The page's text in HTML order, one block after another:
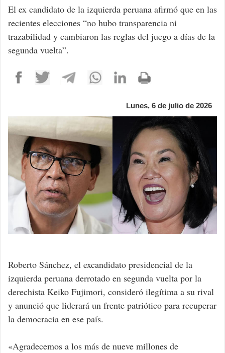
El ex candidato de la izquierda peruana afirmó que en las
recientes elecciones “no hubo transparencia ni
trazabilidad y cambiaron las reglas del juego a días de la
segunda vuelta”.
Lunes, 6 de julio de 2026
Roberto Sánchez, el excandidato presidencial de la
izquierda peruana derrotado en segunda vuelta por la
derechista Keiko Fujimori, consideró ilegítima a su rival
y anunció que liderará un frente patriótico para recuperar
la democracia en ese país.
«Agradecemos a los más de nueve millones de